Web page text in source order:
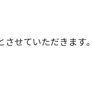
せていただきます。